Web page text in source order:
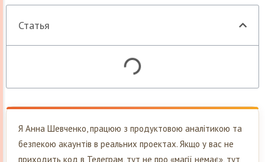
Статья
Я Анна Шевченко, працюю з продуктовою аналітикою та
безпекою акаунтів в реальних проектах. Якщо у вас не
приходить код в Телеграм, тут не про «магії немає», тут